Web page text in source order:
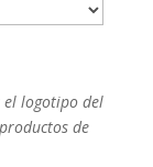
el logotipo del
de